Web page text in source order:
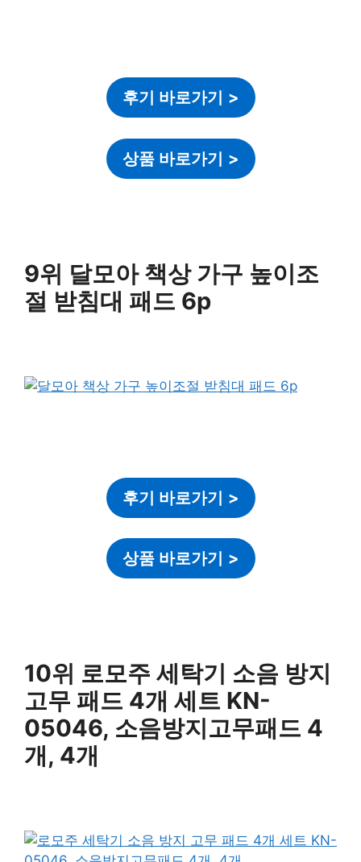
후기 바로가기 >
상품 바로가기 >
9위 달모아 책상 가구 높이조
절 받침대 패드 6p
후기 바로가기 >
상품 바로가기 >
10위 로모주 세탁기 소음 방지
고무 패드 4개 세트 KN-
05046, 소음방지고무패드 4
개, 4개